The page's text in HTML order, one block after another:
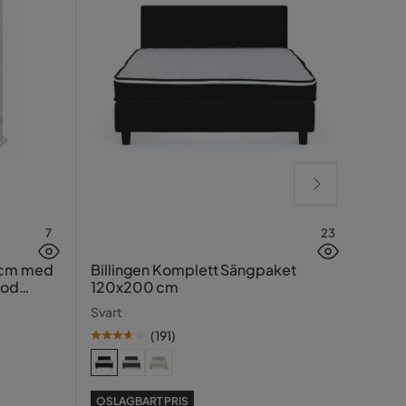
7
med
23
Billingen Komplett Sängpaket
120x200 cm
Svart
(191)
OSLAGBART PRIS